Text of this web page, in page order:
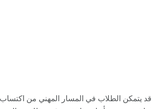
قد يتمكن الطلاب في المسار المهني من